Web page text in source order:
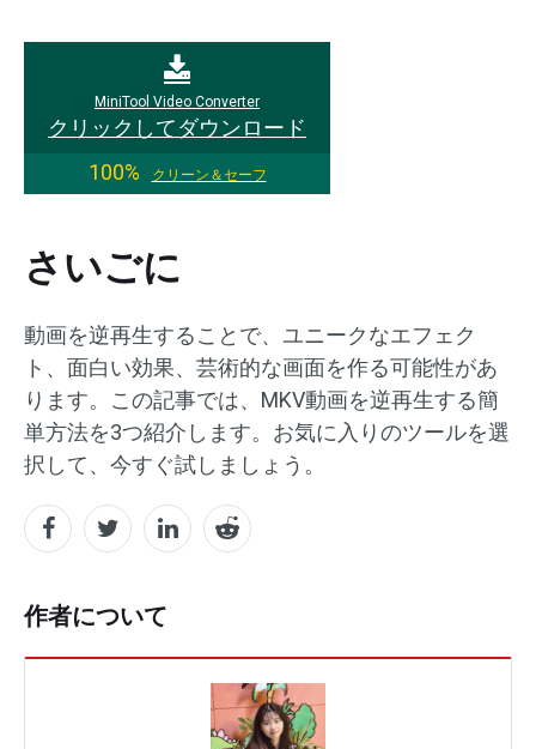
MiniTool Video Converter
クリックしてダウンロード
100%
クリーン＆セーフ
さいごに
動画を逆再生することで、ユニークなエフェク
ト、面白い効果、芸術的な画面を作る可能性があ
ります。この記事では、MKV動画を逆再生する簡
単方法を3つ紹介します。お気に入りのツールを選
択して、今すぐ試しましょう。
作者について